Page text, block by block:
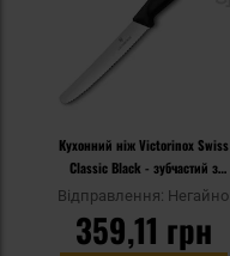
Кухонний ніж Victorinox Swiss
Classic Black - зубчастий з
заокругленим вістрям
Відправлення: Негайно
359,11 грн